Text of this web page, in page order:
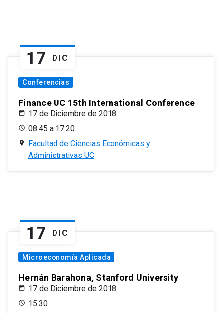
17 DIC
Conferencias
Finance UC 15th International Conference
17 de Diciembre de 2018
08:45 a 17:20
Facultad de Ciencias Económicas y
Administrativas UC
17 DIC
Microeconomía Aplicada
Hernán Barahona, Stanford University
17 de Diciembre de 2018
15:30